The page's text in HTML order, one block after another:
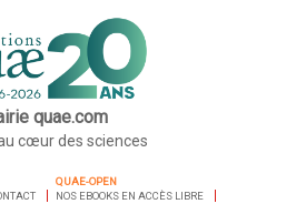
quae.com
cœur des sciences
QUAE-OPEN
NOS EBOOKS EN ACCÈS LIBRE